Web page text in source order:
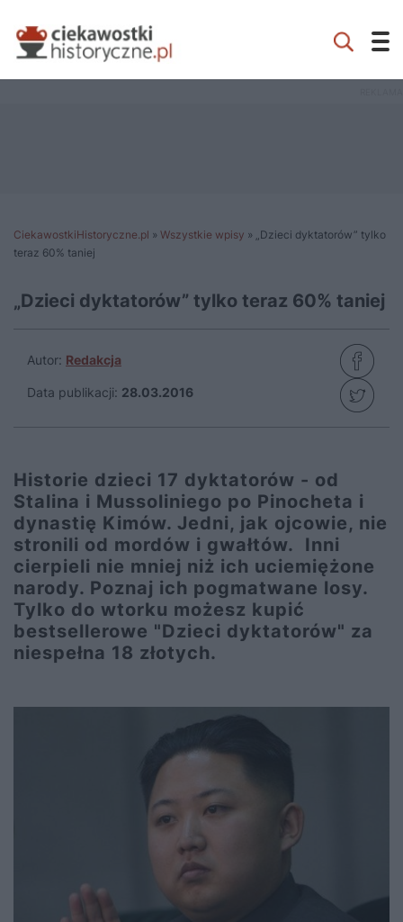
CiekawostkiHistoryczne.pl » Wszystkie wpisy » „Dzieci dyktatorów” tylko
teraz 60% taniej
„Dzieci dyktatorów” tylko teraz 60% taniej
Autor: Redakcja
Data publikacji: 28.03.2016
Historie dzieci 17 dyktatorów - od
Stalina i Mussoliniego po Pinocheta i
dynastię Kimów. Jedni, jak ojcowie, nie
stronili od mordów i gwałtów. Inni
cierpieli nie mniej niż ich uciemiężone
narody. Poznaj ich pogmatwane losy.
Tylko do wtorku możesz kupić
bestsellerowe "Dzieci dyktatorów" za
niespełna 18 złotych.